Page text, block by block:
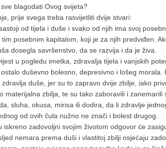
blagodati Ovog svijeta?
prije svega treba rasvijetliti dvije stvari:
od tijela i duše i svako od njih ima svoj
posebnim kapitalom, koji je za njih predviđen.
dosegla savršenstvo, da se razvija i da je živa.
u pogledu imetka, zdravalja tijela i vanjskih
duševno bolesno, depresivno i lošeg morala.
duše, jer su to zapravo dvije zbilje, iako
materijalna zbilja, te su tako zaboravili i zanemarili
sluha, okusa, mirisa ili dodira, da li zdravlje
od ovih čula nužno ne znači i bolest drugog.
iskreno zadovoljni svojim životom odgovor će
nemara prema duši i vlastitoj zbilji osjećaju